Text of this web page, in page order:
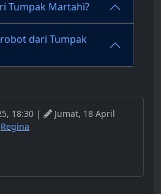
Tumpak Martahi?
dari Tumpak
18:30 |
Jumat, 18 April
Regina